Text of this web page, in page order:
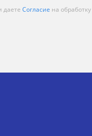
даете Согласие на